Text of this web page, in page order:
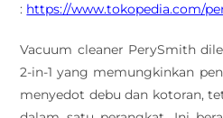
: https://www.tokopedia.com/
Vacuum cleaner PerySmith
2-in-1 yang memungkinkan
menyedot debu dan kotoran,